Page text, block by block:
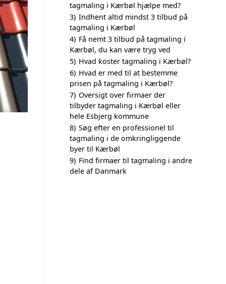
tagmaling i Kærbøl hjælpe med?
3) Indhent altid mindst 3 tilbud på
tagmaling i Kærbøl
4) Få nemt 3 tilbud på tagmaling i
Kærbøl, du kan være tryg ved
5) Hvad koster tagmaling i Kærbøl?
6) Hvad er med til at bestemme
prisen på tagmaling i Kærbøl?
7) Oversigt over firmaer der
tilbyder tagmaling i Kærbøl eller
hele Esbjerg kommune
8) Søg efter en professionel til
tagmaling i de omkringliggende
byer til Kærbøl
9) Find firmaer til tagmaling i andre
dele af Danmark